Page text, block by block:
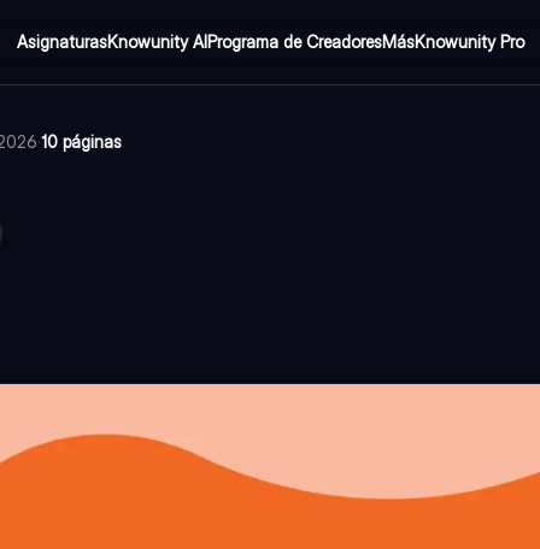
AsignaturasKnowunity AIPrograma de CreadoresMásKnowunity Pro
·10 páginas